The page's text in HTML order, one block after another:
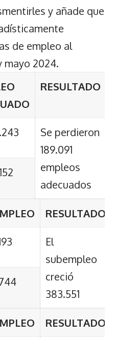
y añade que
de empleo al
mayo 2024.
RESULTADO
Se perdieron
189.091
empleos
adecuados
RESULTADO
El
subempleo
creció
383.551
RESULTADO